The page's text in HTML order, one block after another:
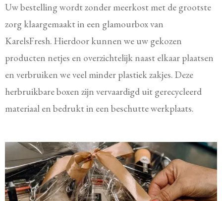
Uw bestelling wordt zonder meerkost met de grootste
zorg klaargemaakt in een glamourbox van
KarelsFresh. Hierdoor kunnen we uw gekozen
producten netjes en overzichtelijk naast elkaar plaatsen
en verbruiken we veel minder plastiek zakjes. Deze
herbruikbare boxen zijn vervaardigd uit gerecycleerd
materiaal en bedrukt in een beschutte werkplaats.